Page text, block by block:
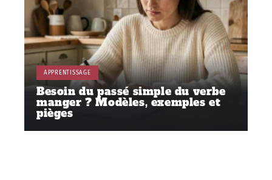
APPRENTISSAGE
Besoin du passé simple du verbe
manger ? Modèles, exemples et
pièges